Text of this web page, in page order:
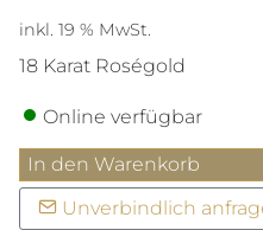
inkl. 19 % MwSt.
18 Karat Roségold
Online verfügbar
GYPSY
Ring
Band
In den Warenkorb
Unverbindlich